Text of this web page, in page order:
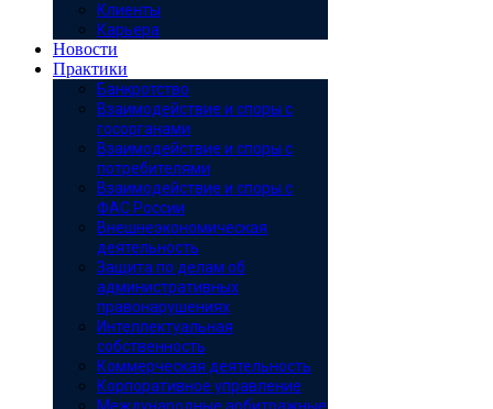
Клиенты
Карьера
Новости
Практики
Банкротство
Взаимодействие и споры с
госорганами
Взаимодействие и споры с
потребителями
Взаимодействие и споры с
ФАС России
Внешнеэкономическая
деятельность
Защита по делам об
административных
правонарушениях
Интеллектуальная
собственность
Коммерческая деятельность
Корпоративное управление